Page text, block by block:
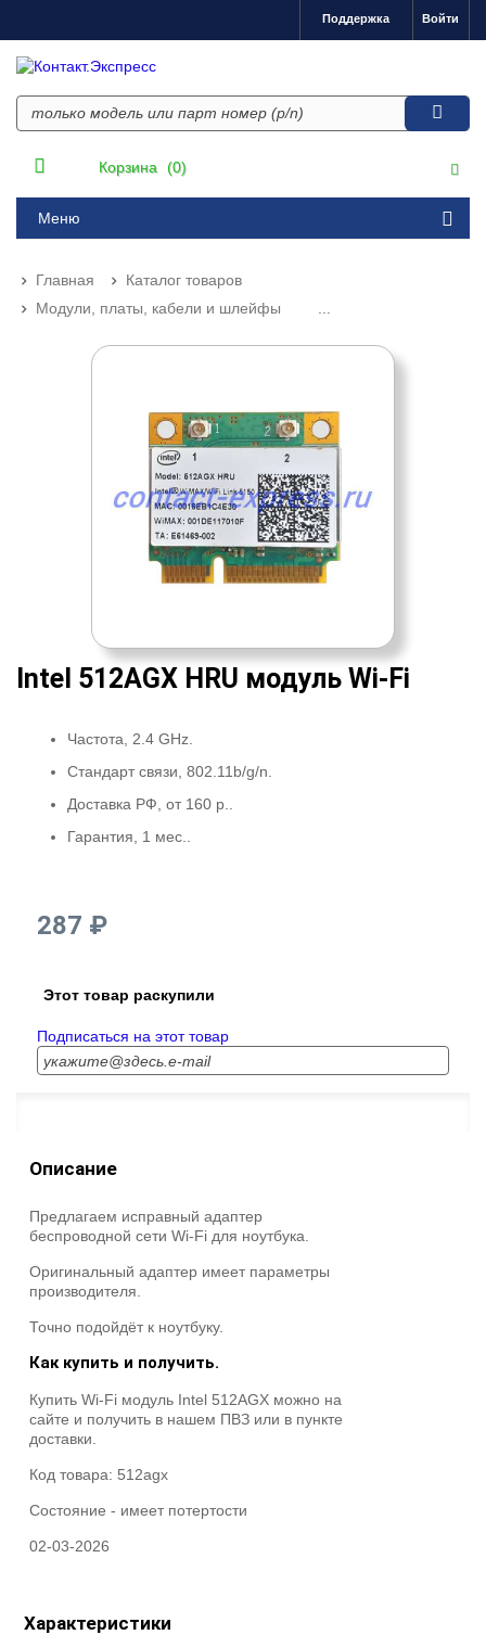
Войти
Поддержка
Корзина (0)
Меню
Главная
Каталог товаров
Модули, платы, кабели и шлейфы
Intel 512AGX HRU модуль Wi-Fi
Частота, 2.4 GHz.
Стандарт связи, 802.11b/g/n.
Доставка РФ, от 160 р..
Гарантия, 1 мес..
287 ₽
Этот товар раскупили
Подписаться на этот товар
Описание
Предлагаем исправный адаптер
беспроводной сети Wi-Fi для ноутбука.
Оригинальный адаптер имеет параметры
производителя.
Точно подойдёт к ноутбуку.
Как купить и получить.
Купить Wi-Fi модуль Intel 512AGX можно на
сайте и получить в нашем ПВЗ или в пункте
доставки.
Код товара: 512agx
Состояние - имеет потертости
02-03-2026
Характеристики